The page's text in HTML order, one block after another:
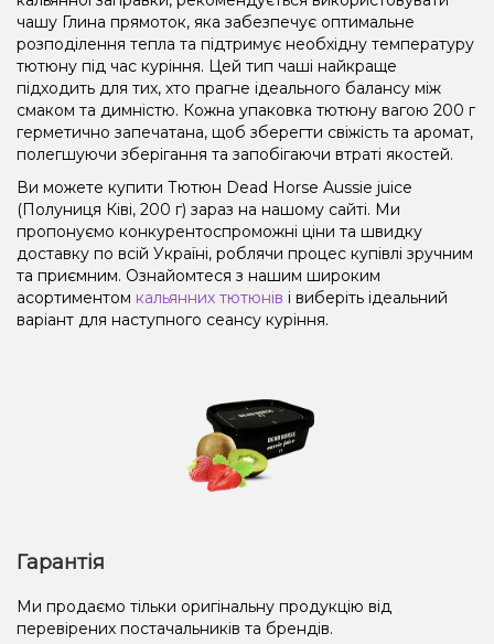
чашу Глина прямоток, яка забезпечує оптимальне
розподілення тепла та підтримує необхідну температуру
тютюну під час куріння. Цей тип чаші найкраще
підходить для тих, хто прагне ідеального балансу між
смаком та димністю. Кожна упаковка тютюну вагою 200 г
герметично запечатана, щоб зберегти свіжість та аромат,
полегшуючи зберігання та запобігаючи втраті якостей.
Ви можете купити Тютюн Dead Horse Aussie juice
(Полуниця Ківі, 200 г) зараз на нашому сайті. Ми
пропонуємо конкурентоспроможні ціни та швидку
доставку по всій Україні, роблячи процес купівлі зручним
та приємним. Ознайомтеся з нашим широким
асортиментом кальянних тютюнів і виберіть ідеальний
варіант для наступного сеансу куріння.
Гарантія
Ми продаємо тільки оригінальну продукцію від
перевірених постачальників та брендів.